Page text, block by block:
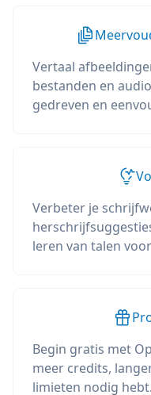
Vertaal
bestanden en
gedreven en
Verbeter je
leren van talen
Begin gratis met
meer credits,
limieten nodig hebt.